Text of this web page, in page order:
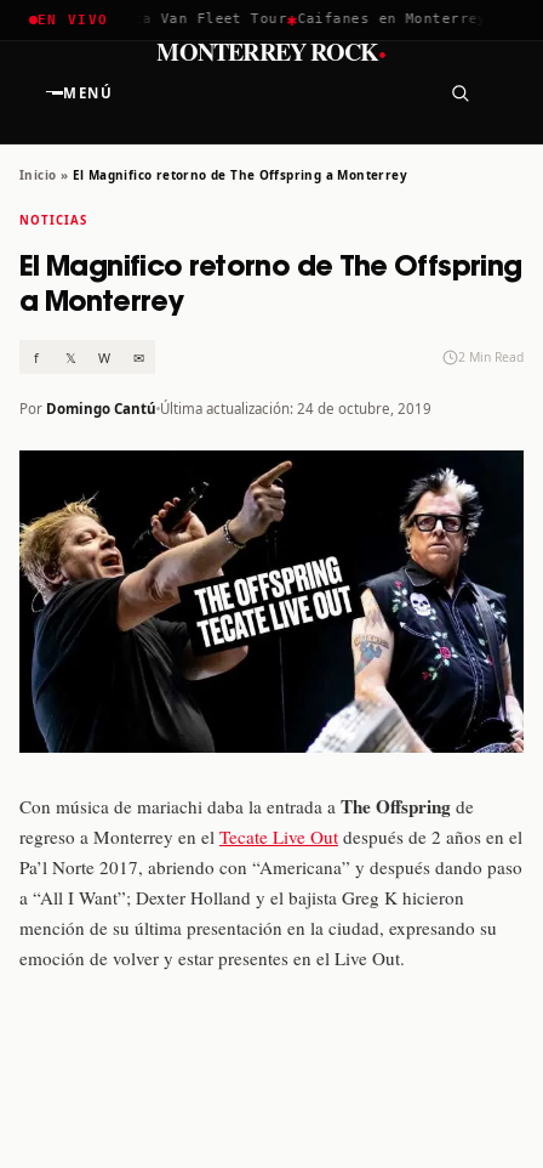
EN VIVO
2026 ✱Greta Van Fleet Tour✱Caifanes en Monterrey · 12 Dic
MENÚ
MONTERREY ROCK·
Inicio » El Magnifico retorno de The Offspring a Monterrey
NOTICIAS
El Magnifico retorno de The Offspring
a Monterrey
f 𝕏 W ✉ 2 Min Read
Por Domingo Cantú Última actualización: 24 de octubre, 2019
Con música de mariachi daba la entrada a The Offspring de
regreso a Monterrey en el Tecate Live Out después de 2 años en el
Pa’l Norte 2017, abriendo con “Americana” y después dando paso
a “All I Want”; Dexter Holland y el bajista Greg K hicieron
mención de su última presentación en la ciudad, expresando su
emoción de volver y estar presentes en el Live Out.